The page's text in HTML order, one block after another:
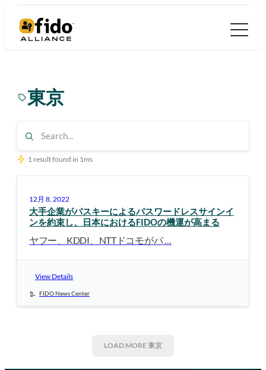
東京
1 result found in 1ms
12月 8, 2022
大手企業がパスキーによるパスワードレスサインイ
ンを約束し、日本におけるFIDOの機運が高まる
ヤフー、KDDI、NTTドコモがパ …
View Details
FIDO News Center
LOAD MORE東京